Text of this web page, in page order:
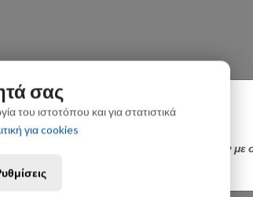
31 Αυγούστου ενδέχεται να αποσταλούν με
σας
του ιστοτόπου και για στατιστικά
για cookies